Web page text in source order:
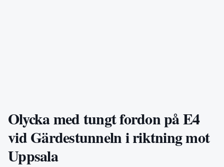
Olycka med tungt fordon på E4
vid Gärdestunneln i riktning mot
Uppsala